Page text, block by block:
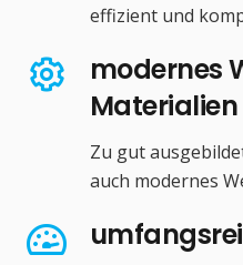
effizient und
modernes
Materialien
Zu gut
auch modernes